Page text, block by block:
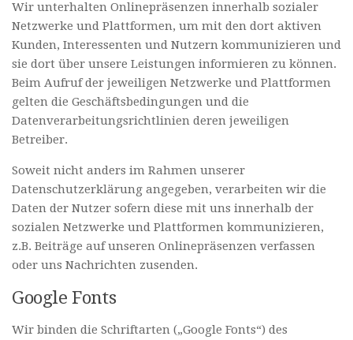
Wir unterhalten Onlinepräsenzen innerhalb sozialer
Netzwerke und Plattformen, um mit den dort aktiven
Kunden, Interessenten und Nutzern kommunizieren und
sie dort über unsere Leistungen informieren zu können.
Beim Aufruf der jeweiligen Netzwerke und Plattformen
gelten die Geschäftsbedingungen und die
Datenverarbeitungsrichtlinien deren jeweiligen
Betreiber.
Soweit nicht anders im Rahmen unserer
Datenschutzerklärung angegeben, verarbeiten wir die
Daten der Nutzer sofern diese mit uns innerhalb der
sozialen Netzwerke und Plattformen kommunizieren,
z.B. Beiträge auf unseren Onlinepräsenzen verfassen
oder uns Nachrichten zusenden.
Google Fonts
Wir binden die Schriftarten („Google Fonts“) des